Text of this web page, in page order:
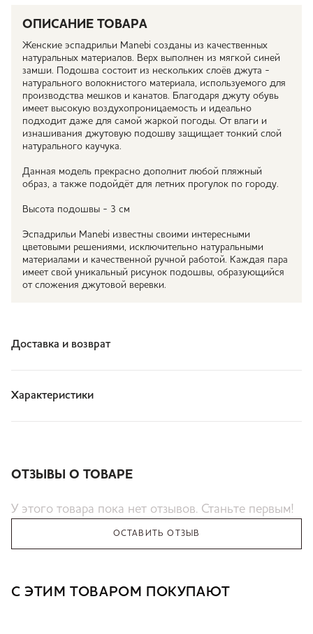
ОПИСАНИЕ ТОВАРА
Женские эспадрильи Manebi созданы из качественных
натуральных материалов. Верх выполнен из мягкой синей
замши. Подошва состоит из нескольких слоёв джута -
натурального волокнистого материала, используемого для
производства мешков и канатов. Благодаря джуту обувь
имеет высокую воздухопроницаемость и идеально
подходит даже для самой жаркой погоды. От влаги и
изнашивания джутовую подошву защищает тонкий слой
натурального каучука.
Данная модель прекрасно дополнит любой пляжный
образ, а также подойдёт для летних прогулок по городу.
Высота подошвы - 3 см
Эспадрильи Manebi известны своими интересными
цветовыми решениями, исключительно натуральными
материалами и качественной ручной работой. Каждая пара
имеет свой уникальный рисунок подошвы, образующийся
от сложения джутовой веревки.
Доставка и возврат
Характеристики
ОТЗЫВЫ О ТОВАРЕ
У этого товара пока нет отзывов. Станьте первым!
ОСТАВИТЬ ОТЗЫВ
С ЭТИМ ТОВАРОМ ПОКУПАЮТ